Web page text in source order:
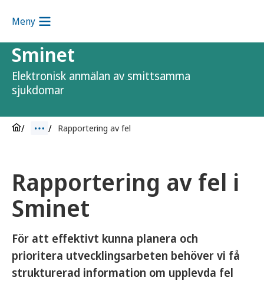
Meny
Sminet
Elektronisk anmälan av smittsamma
sjukdomar
Rapportering av fel
Rapportering av fel i
Sminet
För att effektivt kunna planera och
prioritera utvecklingsarbeten behöver vi få
strukturerad information om upplevda fel